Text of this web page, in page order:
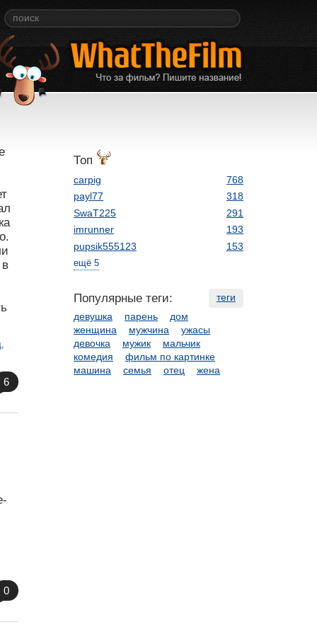
6
0
Топ
carpig
768
payl77
318
SwaT225
291
imrunner
193
pupsik555123
153
ещё 5
теги
Популярные теги:
девушка парень
дом
женщина
мужчина
ужасы
девочка
мужик
мальчик
комедия
фильм по картинке
машина
семья отец жена